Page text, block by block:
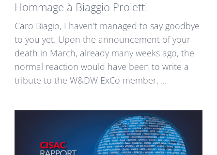
Hommage à Biaggio Proietti
Caro Biagio, I haven't managed to say goodbye
to you yet. Upon the announcement of your
death in March, already many weeks ago, the
normal reaction would have been to write a
tribute to the W&DW ExCo member, ...